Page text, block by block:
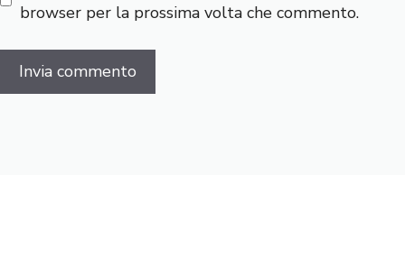
browser per la prossima volta che commento.